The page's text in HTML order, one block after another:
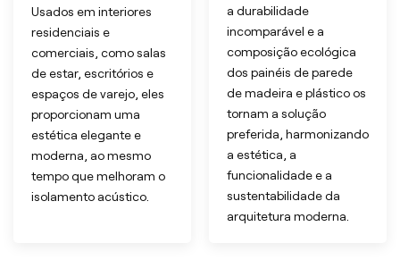
Usados em interiores
residenciais e
comerciais, como salas
de estar, escritórios e
espaços de varejo, eles
proporcionam uma
estética elegante e
moderna, ao mesmo
tempo que melhoram o
isolamento acústico.
a durabilidade
incomparável e a
composição ecológica
dos painéis de parede
de madeira e plástico os
tornam a solução
preferida, harmonizando
a estética, a
funcionalidade e a
sustentabilidade da
arquitetura moderna.